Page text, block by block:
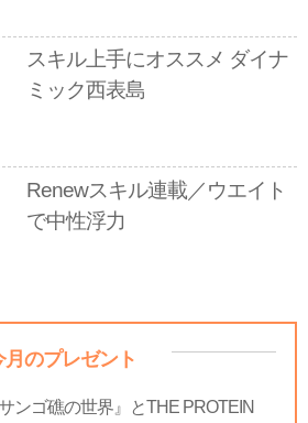
スキル上手にオススメ ダイナ
ミック西表島
Renewスキル連載／ウエイト
で中性浮力
月のプレゼント
ンゴ礁の世界』とTHE PROTEIN